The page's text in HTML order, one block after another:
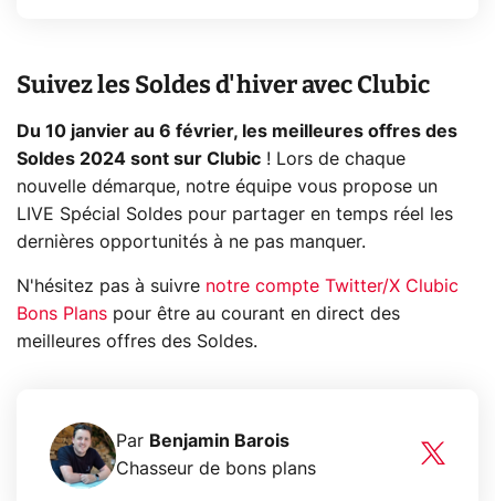
Suivez les Soldes d'hiver avec Clubic
Du 10 janvier au 6 février, les meilleures offres des
Soldes 2024 sont sur Clubic ! Lors de chaque
nouvelle démarque, notre équipe vous propose un
LIVE Spécial Soldes pour partager en temps réel les
dernières opportunités à ne pas manquer.
N'hésitez pas à suivre notre compte Twitter/X Clubic
Bons Plans pour être au courant en direct des
meilleures offres des Soldes.
Par Benjamin Barois
Chasseur de bons plans